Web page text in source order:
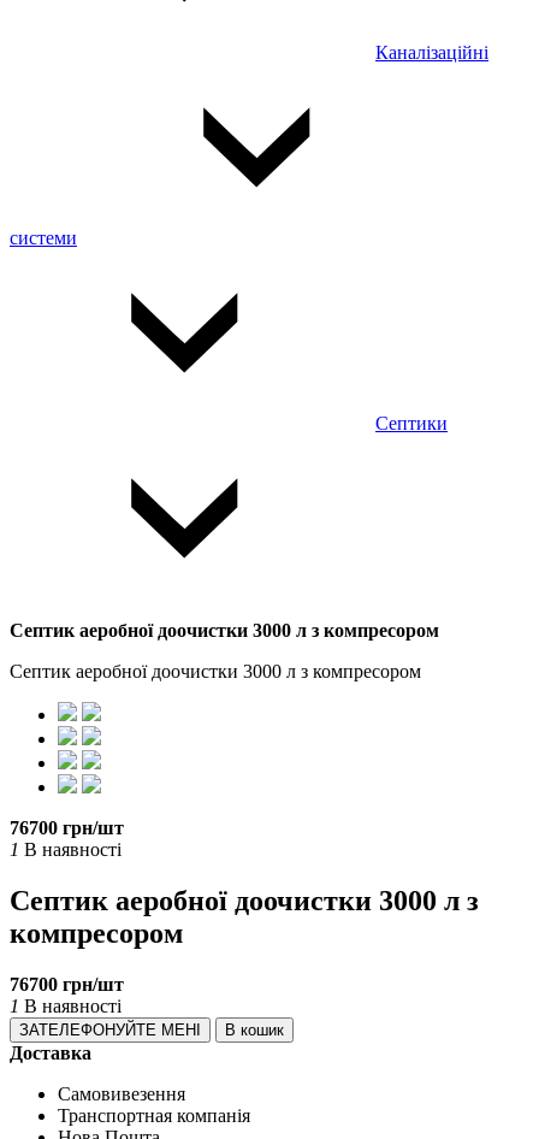
Каналізаційні
системи
Септики
Септик аеробної доочистки 3000 л з компресором
Септик аеробної доочистки 3000 л з компресором
76700 грн/шт
1 В наявності
Септик аеробної доочистки 3000 л з
компресором
76700 грн/шт
1 В наявності
ЗАТЕЛЕФОНУЙТЕ МЕНІ В кошик
Доставка
Самовивезення
Транспортная компанія